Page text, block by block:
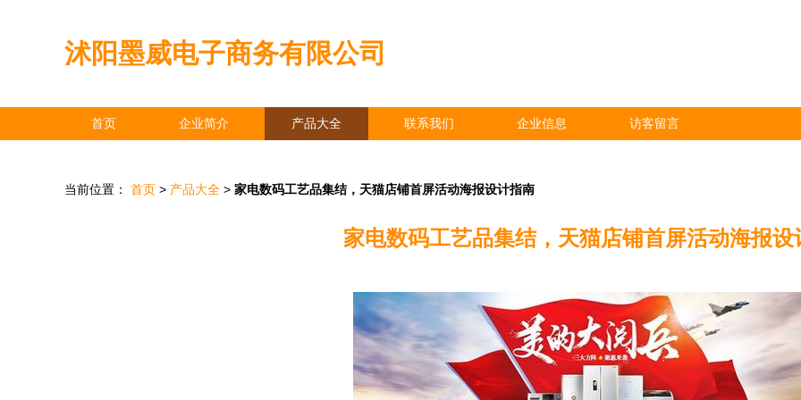
沭阳墨威电子商务有限公司
首页 企业简介 产品大全 联系我们 企业信息 访客留言
当前位置： 首页 > 产品大全 > 家电数码工艺品集结，天猫店铺首屏活动海报设计指南
家电数码工艺品集结，天猫店铺首屏活动海报设